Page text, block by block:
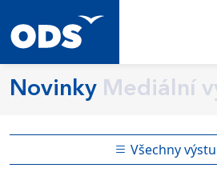
Novinky Mediální
Všechny